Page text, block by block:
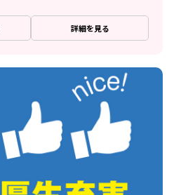
詳細を見る